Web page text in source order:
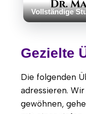
Vollständige
Gezielte
Die folgenden
adressieren.
gewöhnen,